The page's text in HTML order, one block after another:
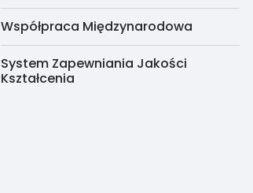
Współpraca Międzynarodowa
System Zapewniania Jakości
Kształcenia